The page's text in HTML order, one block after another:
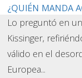
¿QUIÉN MANDA
Lo preguntó en
Kissinger,
válido en el
Europea...